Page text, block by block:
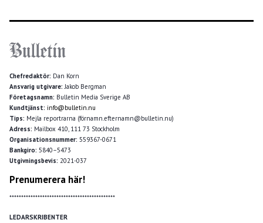
Chefredaktör: Dan Korn
Ansvarig utgivare:Jakob Bergman
Företagsnamn: Bulletin Media Sverige AB
Kundtjänst: info@bulletin.nu
Tips: Mejla reportrarna (förnamn.efternamn@bulletin.nu)
Adress: Mailbox 410, 111 73 Stockholm
Organisationsnummer: 559367-0671
Bankgiro: 5840–5473
Utgivningsbevis: 2021-037
Prenumerera här!
*********************************************
LEDARSKRIBENTER